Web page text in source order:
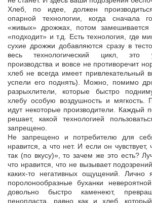
Хлеб, по идее, должен
опарной технологии, когда сначала
«живых» дрожжах, потом
«подходит» и т.д. Есть технология, где
сухие дрожжи добавляются сразу в
весь технологический цикл, это
производства и вовсе не противоречит
хлеб не всегда имеет привлекательный
успели его поднять). Можно, помимо
разрыхлители, которые быстро
хлебу особую воздушность и мягкость.
идут некоторые производители. Каждый
решает, какой технологией
запрещено.
Не запрещено и потребителю для
нравится, а что нет. И если он чувствует,
так (по вкусу)», то зачем же это есть?
что нравится, что не вызывает
каких-то негативных ощущений. Лично
поролонообразные буханки
довольно быстро каменеют,
пенопласта, равно как и хлеб,